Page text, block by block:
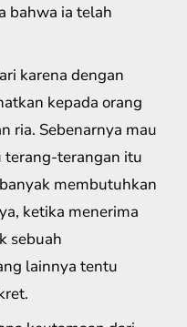
bahwa ia telah
karena dengan
kepada orang
ria. Sebenarnya mau
terang-terangan itu
membutuhkan
ketika menerima
sebuah
lainnya tentu